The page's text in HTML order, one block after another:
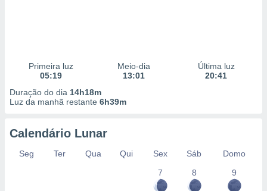
Primeira luz
05:19
Meio-dia
13:01
Última luz
20:41
Duração do dia 14h18m
Luz da manhã restante 6h39m
Calendário Lunar
Seg Ter Qua Qui Sex Sáb
Domo
7
8 9